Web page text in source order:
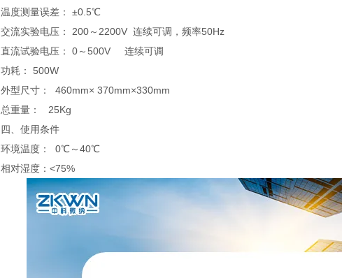
温度测量误差： ±0.5℃
交流实验电压： 200～2200V 连续可调，频率50Hz
直流试验电压： 0～500V 连续可调
功耗： 500W
外型尺寸： 460mm× 370mm×330mm
总重量： 25Kg
四、使用条件
环境温度： 0℃～40℃
相对湿度：<75%